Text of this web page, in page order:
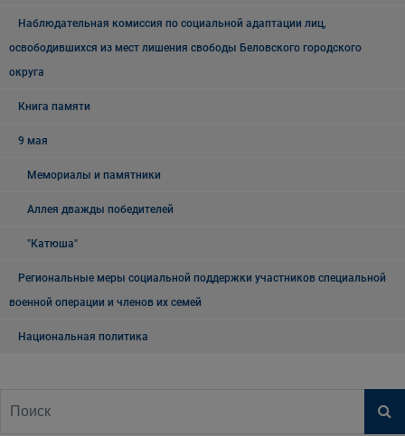
Наблюдательная комиссия по социальной адаптации лиц,
освободившихся из мест лишения свободы Беловского городского
округа
Книга памяти
9 мая
Мемориалы и памятники
Аллея дважды победителей
"Катюша"
Региональные меры социальной поддержки участников специальной
военной операции и членов их семей
Национальная политика